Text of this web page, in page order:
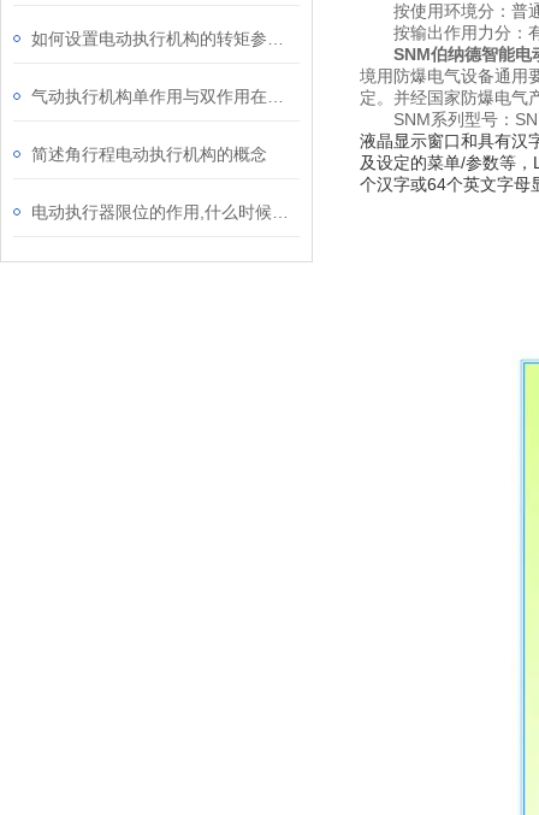
简述角行程电动执行机构的概念
按使用环境分：普通
按输出作用力分：
SNM伯纳德智能电
境用防爆电气设备通用
定。并经国家防爆电气
SNM系列型号：
液晶显示窗口和具有汉
及设定的菜单/参数等
个汉字或64个英文字母